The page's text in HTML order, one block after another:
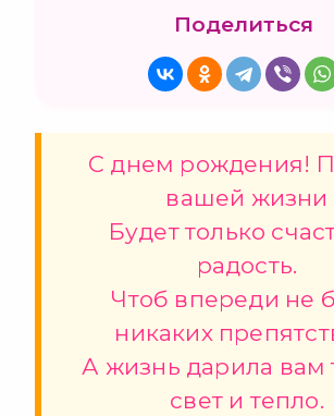
Поделиться
С днем рождения!
вашей жизни
Будет только
радость.
Чтоб впереди не
никаких
А жизнь дарила вам
свет и тепло.